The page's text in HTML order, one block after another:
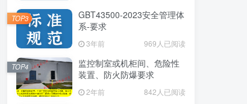
GBT43500-2023安全管理体
系-要求
3年前 969人已阅读
TOP3
监控制室或机柜间、危险性
装置、防火防爆要求
2年前 842人已阅读
TOP4
GBT43500-2023安全管理体
系-要求
3年前 969人已阅读
TOP3
监控制室或机柜间、危险性
装置、防火防爆要求
2年前 842人已阅读
TOP4